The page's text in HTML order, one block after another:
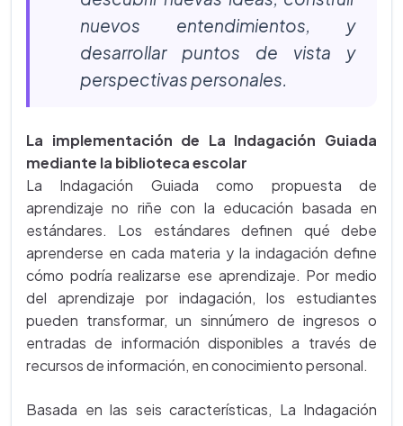
nuevos entendimientos, y
desarrollar puntos de vista y
perspectivas personales.
La implementación de La Indagación Guiada
mediante la biblioteca escolar
La Indagación Guiada como propuesta de
aprendizaje no riñe con la educación basada en
estándares. Los estándares definen qué debe
aprenderse en cada materia y la indagación define
cómo podría realizarse ese aprendizaje. Por medio
del aprendizaje por indagación, los estudiantes
pueden transformar, un sinnúmero de ingresos o
entradas de información disponibles a través de
recursos de información, en conocimiento personal.
Basada en las seis características, La Indagación